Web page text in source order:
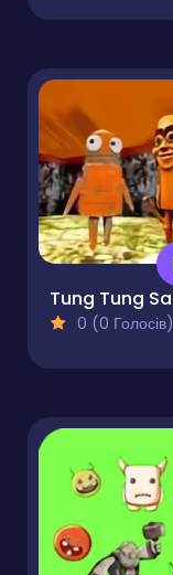
0 (0 Голосів)